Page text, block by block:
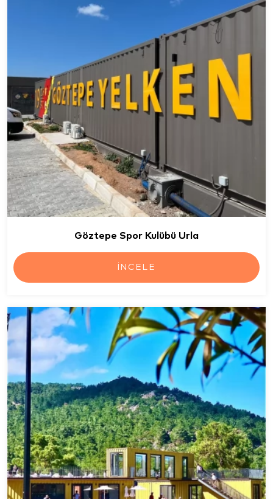
Göztepe Spor Kulübü Urla
İNCELE